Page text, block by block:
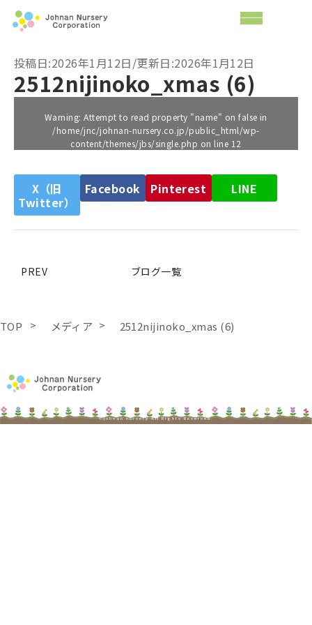
投稿日:2026年1月12日/更新日:2026年1月12日
2512nijinoko_xmas (6)
Warning: Attempt to read property "name" on false in
/home/jnc/johnan-nursery.co.jp/public_html/wp-
content/themes/jbs/single.php on line 12
X（旧
Twitter）
Facebook Pinterest LINE
PREV ブログ一覧
TOP メディア 2512nijinoko_xmas (6)
©johnan nursery All Rights Reserved.